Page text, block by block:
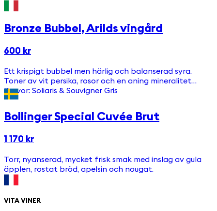
Bronze Bubbel, Arilds vingård
600 kr
Ett krispigt bubbel men härlig och balanserad syra.
Toner av vit persika, rosor och en aning mineralitet
Druvor: Soliaris & Souvigner Gris
Bollinger Special Cuvée Brut
1 170 kr
Torr, nyanserad, mycket frisk smak med inslag av gula
äpplen, rostat bröd, apelsin och nougat.
VITA VINER